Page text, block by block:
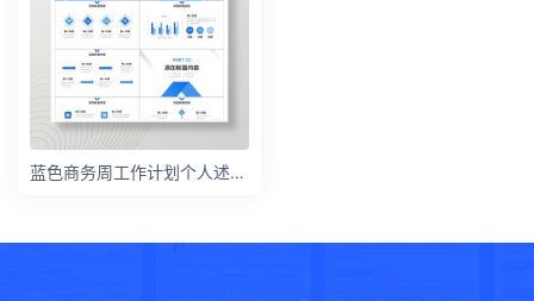
蓝色商务周工作计划个人述职报告演讲PPT模板